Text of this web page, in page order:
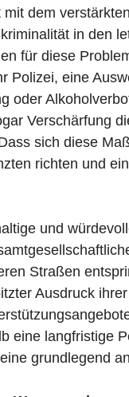
dem
in den
für diese
Polizei, eine
oder
Verschärfung
sich diese
richten und
und
Straßen
Ausdruck
eine langfristige
grundlegend